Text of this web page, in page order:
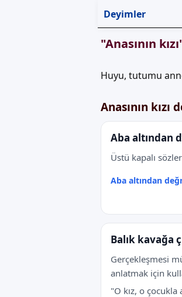
Deyimler
"Anasının
Huyu, tutumu
Anasının
Aba altından
Üstü kapalı
Aba altından
Balık kavağa
Gerçekleşmesi
anlatmak için
"O kız, o çocukla